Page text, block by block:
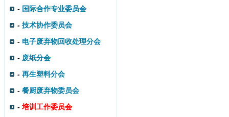
- 国际合作专业委员会
- 技术协作委员会
- 电子废弃物回收处理分会
- 废纸分会
- 再生塑料分会
- 餐厨废弃物委员会
-培训工作委员会